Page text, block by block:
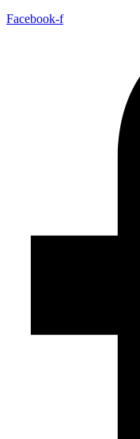
Facebook-f